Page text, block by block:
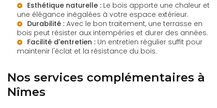
Esthétique naturelle : Le bois apporte une chaleur et
une élégance inégalées à votre espace extérieur.
Durabilité : Avec le bon traitement, une terrasse en
bois peut résister aux intempéries et durer des années.
Facilité d'entretien : Un entretien régulier suffit pour
maintenir l'éclat et la résistance du bois.
Nos services complémentaires à
Nîmes